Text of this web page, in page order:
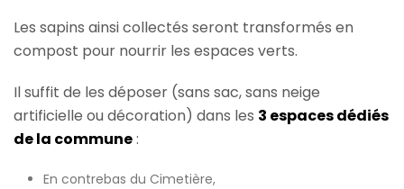
Les sapins ainsi collectés seront transformés en
compost pour nourrir les espaces verts.
Il suffit de les déposer (sans sac, sans neige
artificielle ou décoration) dans les 3 espaces dédiés
de la commune:
En contrebas du Cimetière,